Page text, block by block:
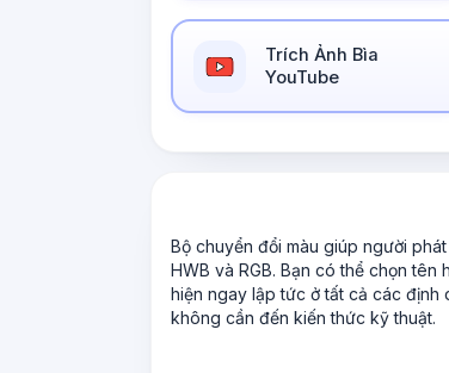
Trích Ảnh Bìa
YouTube
Bộ chuyển đổi màu giúp người
HWB và RGB. Bạn có thể chọn
hiện ngay lập tức ở tất cả các định
không cần đến kiến thức kỹ thuật.